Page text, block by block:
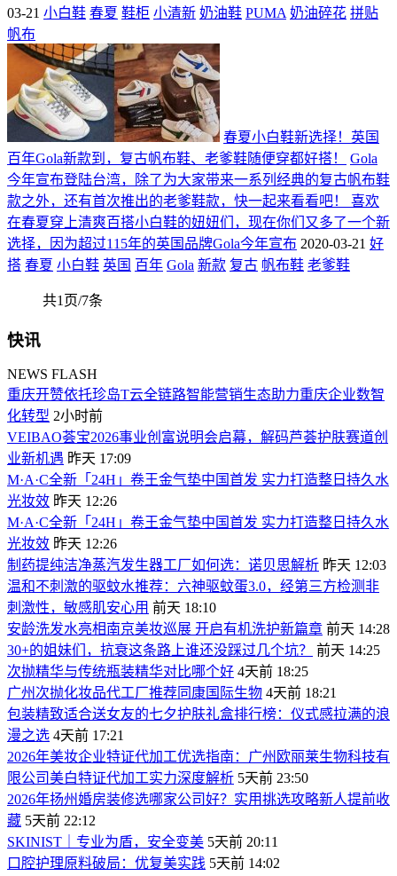
03-21 小白鞋 春夏 鞋柜 小清新 奶油鞋 PUMA 奶油碎花 拼贴
帆布
春夏小白鞋新选择！英国
百年Gola新款到，复古帆布鞋、老爹鞋随便穿都好搭！
Gola
今年宣布登陆台湾，除了为大家带来一系列经典的复古帆布鞋
款之外，还有首次推出的老爹鞋款，快一起来看看吧！ 喜欢
在春夏穿上清爽百搭小白鞋的妞妞们，现在你们又多了一个新
选择，因为超过115年的英国品牌Gola今年宣布 2020-03-21 好
搭 春夏 小白鞋 英国 百年 Gola 新款 复古 帆布鞋 老爹鞋
共1页/7条
快讯
NEWS FLASH
重庆开赞依托珍岛T云全链路智能营销生态助力重庆企业数智
化转型 2小时前
VEIBAO荟宝2026事业创富说明会启幕，解码芦荟护肤赛道创
业新机遇 昨天 17:09
M·A·C全新「24H」卷王金气垫中国首发 实力打造整日持久水
光妆效 昨天 12:26
M·A·C全新「24H」卷王金气垫中国首发 实力打造整日持久水
光妆效 昨天 12:26
制药提纯洁净蒸汽发生器工厂如何选：诺贝思解析 昨天 12:03
温和不刺激的驱蚊水推荐：六神驱蚊蛋3.0，经第三方检测非
刺激性，敏感肌安心用 前天 18:10
安龄洗发水亮相南京美妆巡展 开启有机洗护新篇章 前天 14:28
30+的姐妹们，抗衰这条路上谁还没踩过几个坑？
前天 14:25
次抛精华与传统瓶装精华对比哪个好 4天前 18:25
广州次抛化妆品代工厂推荐同康国际生物 4天前 18:21
包装精致适合送女友的七夕护肤礼盒排行榜：仪式感拉满的浪
漫之选 4天前 17:21
2026年美妆企业特证代加工优选指南：广州欧丽莱生物科技有
限公司美白特证代加工实力深度解析 5天前 23:50
2026年扬州婚房装修选哪家公司好？实用挑选攻略新人提前收
藏 5天前 22:12
SKINIST｜专业为盾，安全变美 5天前 20:11
口腔护理原料破局：优复美实践 5天前 14:02